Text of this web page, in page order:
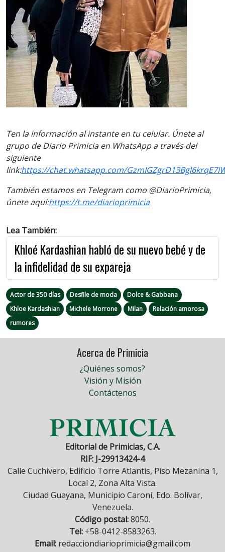
Ten la información al instante en tu celular. Únete al
grupo de Diario Primicia en WhatsApp a través del
siguiente
link:https://chat.whatsapp.com/
También estamos en Telegram como @DiarioPrimicia,
únete aquí:https://t.me/diarioprimicia
Lea También:
Khloé Kardashian habló de su nuevo bebé y de
la infidelidad de su expareja
Actor de 350 días Desfile de moda
Dolce & Gabbana
Khloe Kardashian
Michele Morrone Milan
Relación amorosa
rumores
Acerca de Primicia
¿Quiénes somos?
Visión y Misión
Contáctenos
Editorial de Primicias, C.A.
RIF: J-29913424-4
Calle Cuchivero, Edificio Torre Atlantis, Piso Mezanina 1,
Local 2, Zona Alta Vista.
Ciudad Guayana, Municipio Caroní, Edo. Bolívar,
Venezuela.
Código postal:8050.
Tel:+58-0412-8583263.
Email: redacciondiarioprimicia@gmail.com